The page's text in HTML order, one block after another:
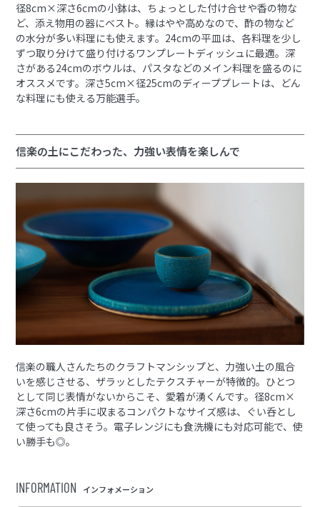
径8cm×深さ6cmの小鉢は、ちょっとした付け合せや香の物な
ど、添え物用の器にベスト。縁はやや高めなので、酢の物など
の水分が多い料理にも使えます。24cmの平皿は、各料理を少し
ずつ取り分けて盛り付けるワンプレートディッシュに最適。深
さがある24cmのボウルは、パスタなどのメイン料理を盛るのに
オススメです。深さ5cm×径25cmのディーププレートは、どん
な料理にも使える万能選手。
信楽の土にこだわった、力強い表情を楽しんで
信楽の職人さんたちのクラフトマンシップと、力強い土の風合
いを感じさせる、ザラッとしたテクスチャーが特徴的。ひとつ
として同じ表情がないからこそ、愛着が湧くんです。径8cm×
深さ6cmの片手に収まるコンパクトなサイズ感は、ぐい呑とし
て使っても良さそう。電子レンジにも食洗機にも対応可能で、使
い勝手も◎。
INFORMATION インフォメーション